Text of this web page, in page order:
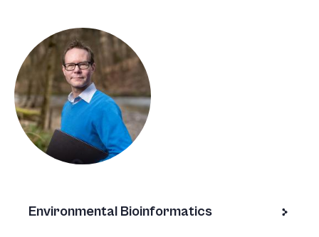
Environmental Bioinformatics